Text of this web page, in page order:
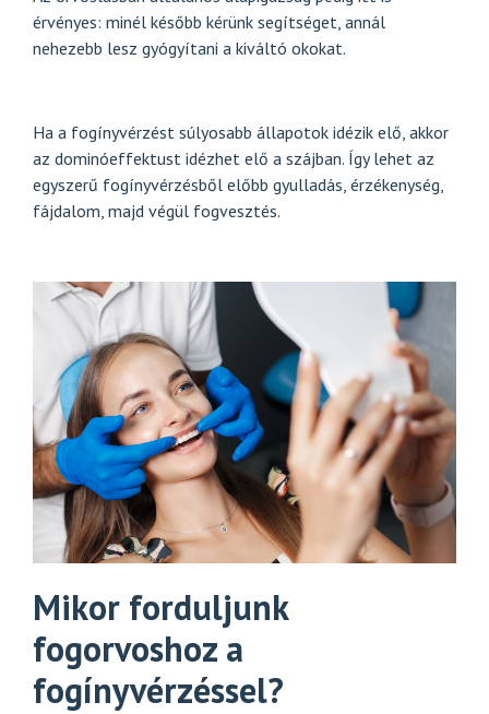
érvényes: minél később kérünk segítséget, annál
nehezebb lesz gyógyítani a kiváltó okokat.
Ha a fogínyvérzést súlyosabb állapotok idézik elő, akkor
az dominóeffektust idézhet elő a szájban. Így lehet az
egyszerű fogínyvérzésből előbb gyulladás, érzékenység,
fájdalom, majd végül fogvesztés.
Mikor forduljunk
fogorvoshoz a
fogínyvérzéssel?